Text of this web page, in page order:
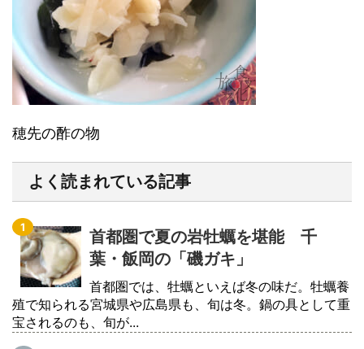
穂先の酢の物
よく読まれている記事
首都圏で夏の岩牡蠣を堪能 千
葉・飯岡の「磯ガキ」
首都圏では、牡蠣といえば冬の味だ。牡蠣養
殖で知られる宮城県や広島県も、旬は冬。鍋の具として重
宝されるのも、旬が...